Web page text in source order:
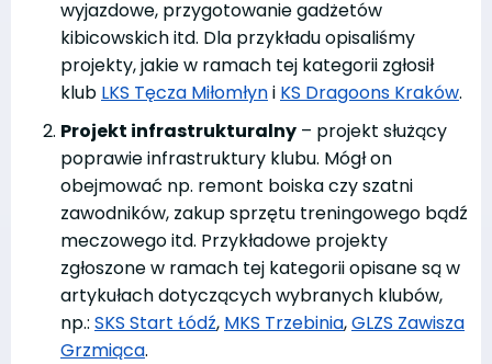
wyjazdowe, przygotowanie gadżetów
kibicowskich itd. Dla przykładu opisaliśmy
projekty, jakie w ramach tej kategorii zgłosił
klub LKS Tęcza Miłomłyni KS Dragoons Kraków.
Projekt infrastrukturalny – projekt służący
poprawie infrastruktury klubu. Mógł on
obejmować np. remont boiska czy szatni
zawodników, zakup sprzętu treningowego bądź
meczowego itd. Przykładowe projekty
zgłoszone w ramach tej kategorii opisane są w
artykułach dotyczących wybranych klubów,
np.: SKS Start Łódź, MKS Trzebinia,GLZS Zawisza
Grzmiąca.